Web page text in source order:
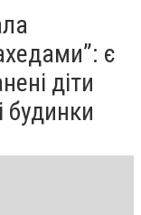
є
діти
будинки